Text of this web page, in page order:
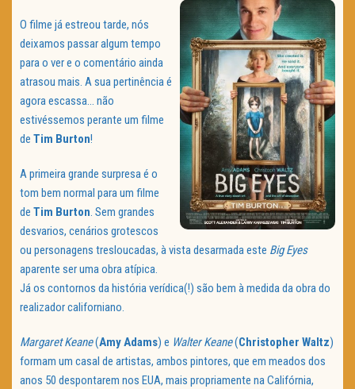
Política de Privacidade
O filme já estreou tarde, nós
deixamos passar algum tempo
para o ver e o comentário ainda
atrasou mais. A sua pertinência é
agora escassa… não
estivéssemos perante um filme
de Tim Burton!
A primeira grande surpresa é o
tom bem normal para um filme
de Tim Burton. Sem grandes
desvarios, cenários grotescos
ou personagens tresloucadas, à vista desarmada este Big Eyes
aparente ser uma obra atípica.
Já os contornos da história verídica(!) são bem à medida da obra do
realizador californiano.
Margaret Keane(Amy Adams) e Walter Keane(Christopher Waltz)
formam um casal de artistas, ambos pintores, que em meados dos
anos 50 despontarem nos EUA, mais propriamente na Califórnia,